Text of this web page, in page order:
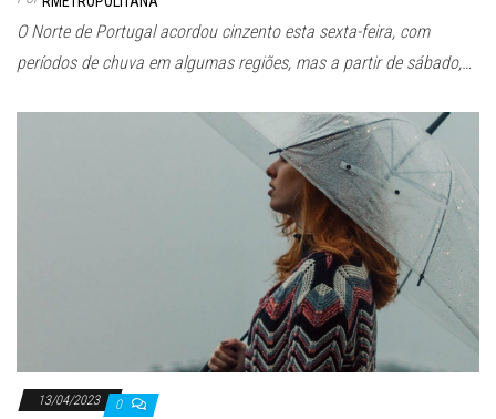
O Norte de Portugal acordou cinzento esta sexta-feira, com
períodos de chuva em algumas regiões, mas a partir de sábado,…
13/04/2023 0